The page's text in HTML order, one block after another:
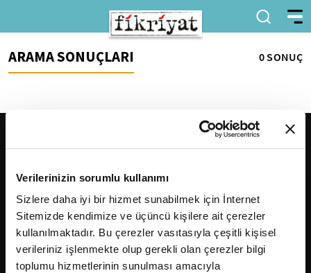
Verilerinizin sorumlu kullanımı
Sizlere daha iyi bir hizmet sunabilmek için İnternet
Sitemizde kendimize ve üçüncü kişilere ait çerezler
kullanılmaktadır. Bu çerezler vasıtasıyla çeşitli kişisel
verileriniz işlenmekte olup gerekli olan çerezler bilgi
toplumu hizmetlerinin sunulması amacıyla
ARAMA SONUÇLARI 0 SONUÇ
2026Fikriyat. Tüm hakları saklıdır.